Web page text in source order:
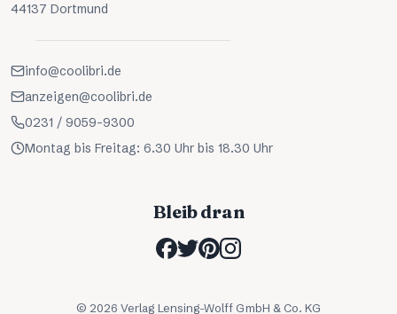
44137 Dortmund
info@coolibri.de
anzeigen@coolibri.de
0231 / 9059-9300
Montag bis Freitag: 6.30 Uhr bis 18.30 Uhr
Bleib dran
© 2026 Verlag Lensing-Wolff GmbH & Co. KG